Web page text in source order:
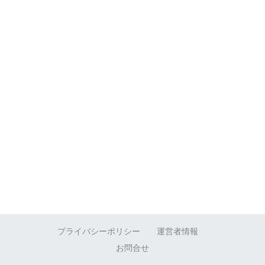
プライバシーポリシー
運営者情報
お問合せ